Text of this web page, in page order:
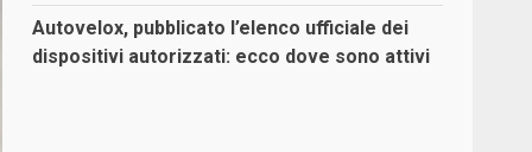
Autovelox, pubblicato l’elenco ufficiale dei
dispositivi autorizzati: ecco dove sono attivi